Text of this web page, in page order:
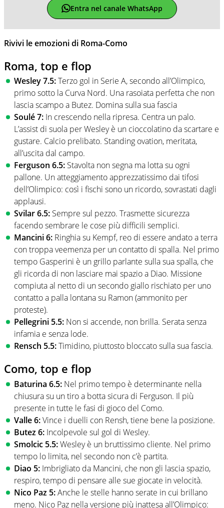
Entra nel canale WhatsApp
Rivivi le emozioni di Roma-Como
Roma, top e flop
Wesley 7.5:Terzo gol in Serie A, secondo all’Olimpico,
primo sotto la Curva Nord. Una rasoiata perfetta che non
lascia scampo a Butez. Domina sulla sua fascia
Soulé 7: In crescendo nella ripresa. Centra un palo.
L’assist di suola per Wesley è un cioccolatino da scartare e
gustare. Calcio prelibato. Standing ovation, meritata,
all’uscita dal campo.
Ferguson 6.5: Stavolta non segna ma lotta su ogni
pallone. Un atteggiamento apprezzatissimo dai tifosi
dell’Olimpico: così i fischi sono un ricordo, sovrastati dagli
applausi.
Svilar 6.5: Sempre sul pezzo. Trasmette sicurezza
facendo sembrare le cose più difficili semplici.
Mancini 6: Ringhia su Kempf, reo di essere andato a terra
con troppa veemenza per un contatto di spalla. Nel primo
tempo Gasperini è un grillo parlante sulla sua spalla, che
gli ricorda di non lasciare mai spazio a Diao. Missione
compiuta al netto di un secondo giallo rischiato per uno
contatto a palla lontana su Ramon (ammonito per
proteste).
Pellegrini 5.5: Non si accende, non brilla. Serata senza
infamia e senza lode.
Rensch 5.5:Timidino, piuttosto bloccato sulla sua fascia.
Como, top e flop
Baturina 6.5: Nel primo tempo è determinante nella
chiusura su un tiro a botta sicura di Ferguson. Il più
presente in tutte le fasi di gioco del Como.
Valle 6:Vince i duelli con Rensh, tiene bene la posizione.
Butez 6: Incolpevole sul gol di Wesley.
Smolcic 5.5:Wesley è un bruttissimo cliente. Nel primo
tempo lo limita, nel secondo non c’è partita.
Diao 5: Imbrigliato da Mancini, che non gli lascia spazio,
respiro, tempo di pensare alle sue giocate in velocità.
Nico Paz 5:Anche le stelle hanno serate in cui brillano
meno. Nico Paz nella versione più inattesa all’Olimpico: